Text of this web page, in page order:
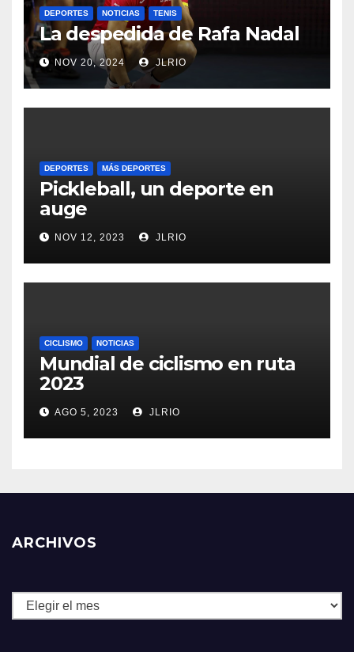
DEPORTES NOTICIAS TENIS
La despedida de Rafa Nadal
NOV 20, 2024 JLRIO
DEPORTES MÁS DEPORTES
Pickleball, un deporte en
auge
NOV 12, 2023 JLRIO
CICLISMO NOTICIAS
Mundial de ciclismo en ruta
2023
AGO 5, 2023 JLRIO
ARCHIVOS
Archivos